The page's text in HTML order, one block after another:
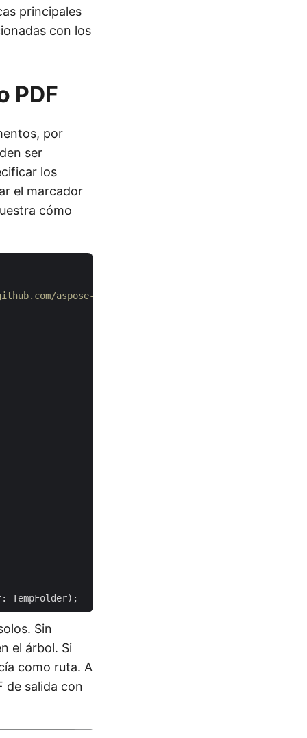
principales
con los
PDF
por
ser
los
el marcador
cómo
aspose-pdf-cloud/aspose-pdf-cloud-dotnet
Sin
el árbol. Si
como ruta. A
de salida con